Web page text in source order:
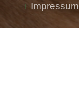
Impressum